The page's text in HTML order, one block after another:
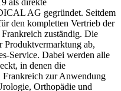
AG gegründet. Seitdem
den kompletten Vertrieb der
zuständig. Die
Produktvermarktung ab,
Service. Dabei werden alle
in denen die
Frankreich zur Anwendung
Orthopädie und